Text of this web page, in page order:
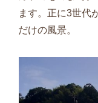
ます。正に3世代
だけの風景。